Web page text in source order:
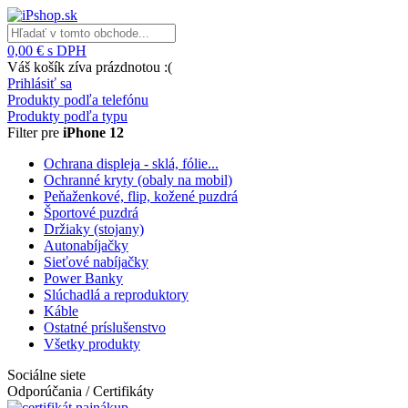
0,00 € s DPH
Váš košík zíva prázdnotou :(
Prihlásiť sa
Produkty podľa telefónu
Produkty podľa typu
Filter pre iPhone 12
Ochrana displeja - sklá, fólie...
Ochranné kryty (obaly na mobil)
Peňaženkové, flip, kožené puzdrá
Športové puzdrá
Držiaky (stojany)
Autonabíjačky
Sieťové nabíjačky
Power Banky
Slúchadlá a reproduktory
Káble
Ostatné príslušenstvo
Všetky produkty
Sociálne siete
Odporúčania / Certifikáty